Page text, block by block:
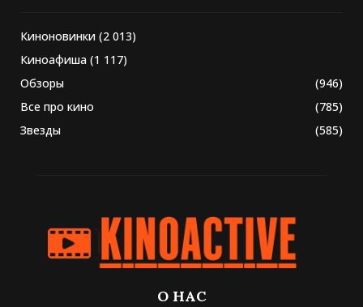
Киноновинки (2 013)
Киноафиша (1 117)
Обзоры
(946)
Все про кино
(785)
Звезды
(585)
О НАС